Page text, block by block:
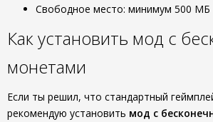
Свободное место: минимум 500 МБ
Как установить мод с
монетами
Если ты решил, что стандартный
рекомендую установить мод с